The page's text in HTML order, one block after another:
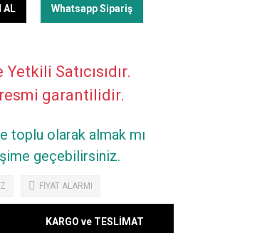
AL Whatsapp Sipariş
Satıcısıdır.
garantilidir.
toplu olarak almak mı
geçebilirsiniz.
FİYAT ALARMI
KARGO ve TESLİMAT